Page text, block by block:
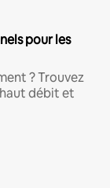
pour les
? Trouvez
débit et